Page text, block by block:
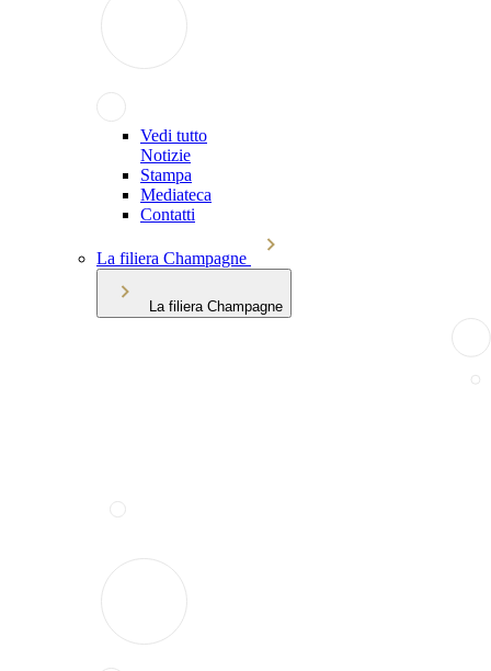
Vedi tutto
Notizie
Stampa
Mediateca
Contatti
La filiera Champagne
La filiera Champagne